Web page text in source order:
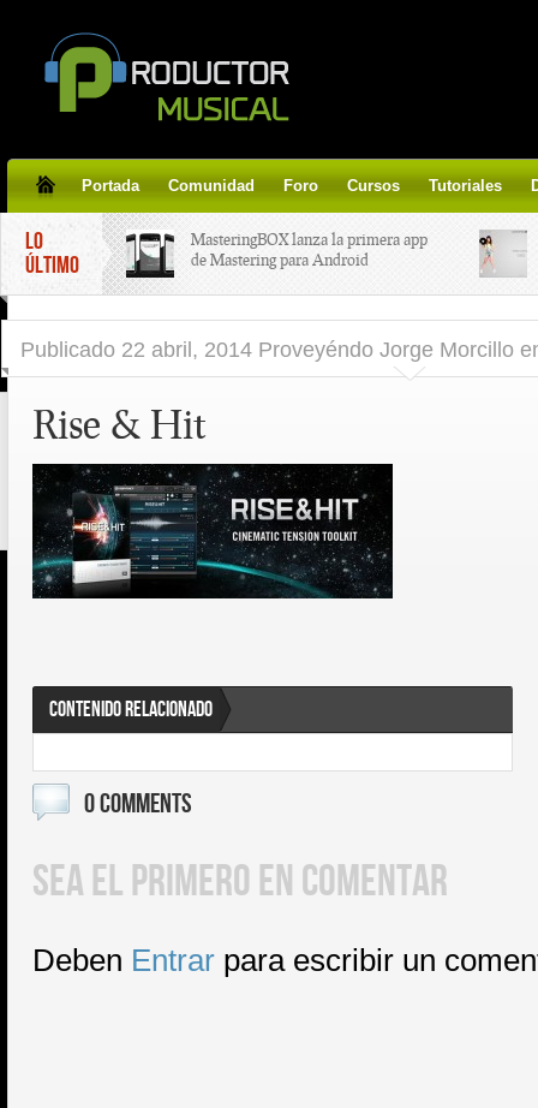
Portada Comunidad Foro Cursos Tutoriales
LO
ÚLTIMO
MasteringBOX lanza la primera app
de Mastering para Android
line gratis!
Korg lanza SDD-3000, el nuevo
pedal de delay.
Tutorial de CLA Effects, aprende a
aplicar efectos a tus voces.
Publicado 22 abril, 2014 Proveyéndo Jorge Morcillo
Rise & Hit
CONTENIDO RELACIONADO
0 COMMENTS
SEA EL PRIMERO EN COMENTAR
Deben Entrar para escribir un